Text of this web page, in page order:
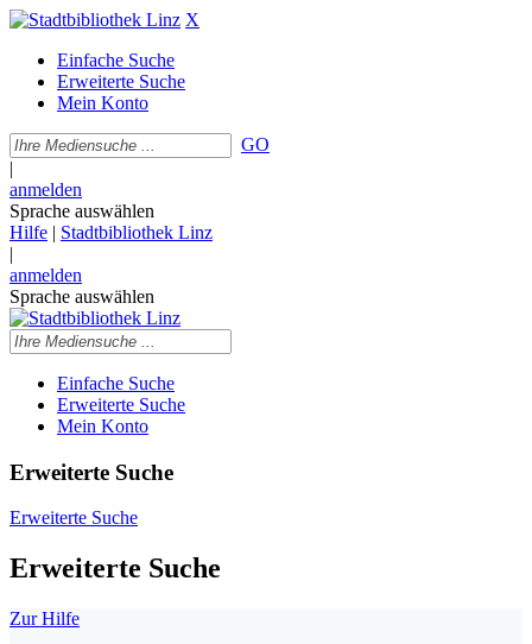
X
Einfache Suche
Erweiterte Suche
Mein Konto
GO
|
anmelden
Sprache auswählen
Hilfe | Stadtbibliothek Linz
|
anmelden
Sprache auswählen
Einfache Suche
Erweiterte Suche
Mein Konto
Erweiterte Suche
Erweiterte Suche
Erweiterte Suche
Zur Hilfe